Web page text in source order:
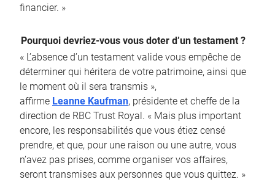
financier. »
Pourquoi devriez-vous vous doter d’un testament ?
« L’absence d’un testament valide vous empêche de
déterminer qui héritera de votre patrimoine, ainsi que
le moment où il sera transmis »,
affirme Leanne Kaufman, présidente et cheffe de la
direction de RBC Trust Royal. « Mais plus important
encore, les responsabilités que vous étiez censé
prendre, et que, pour une raison ou une autre, vous
n’avez pas prises, comme organiser vos affaires,
seront transmises aux personnes que vous quittez. »